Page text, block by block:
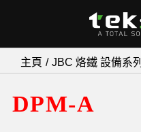
Skip
to
content
主頁 JBC 烙鐵 設備系列
DPM-A